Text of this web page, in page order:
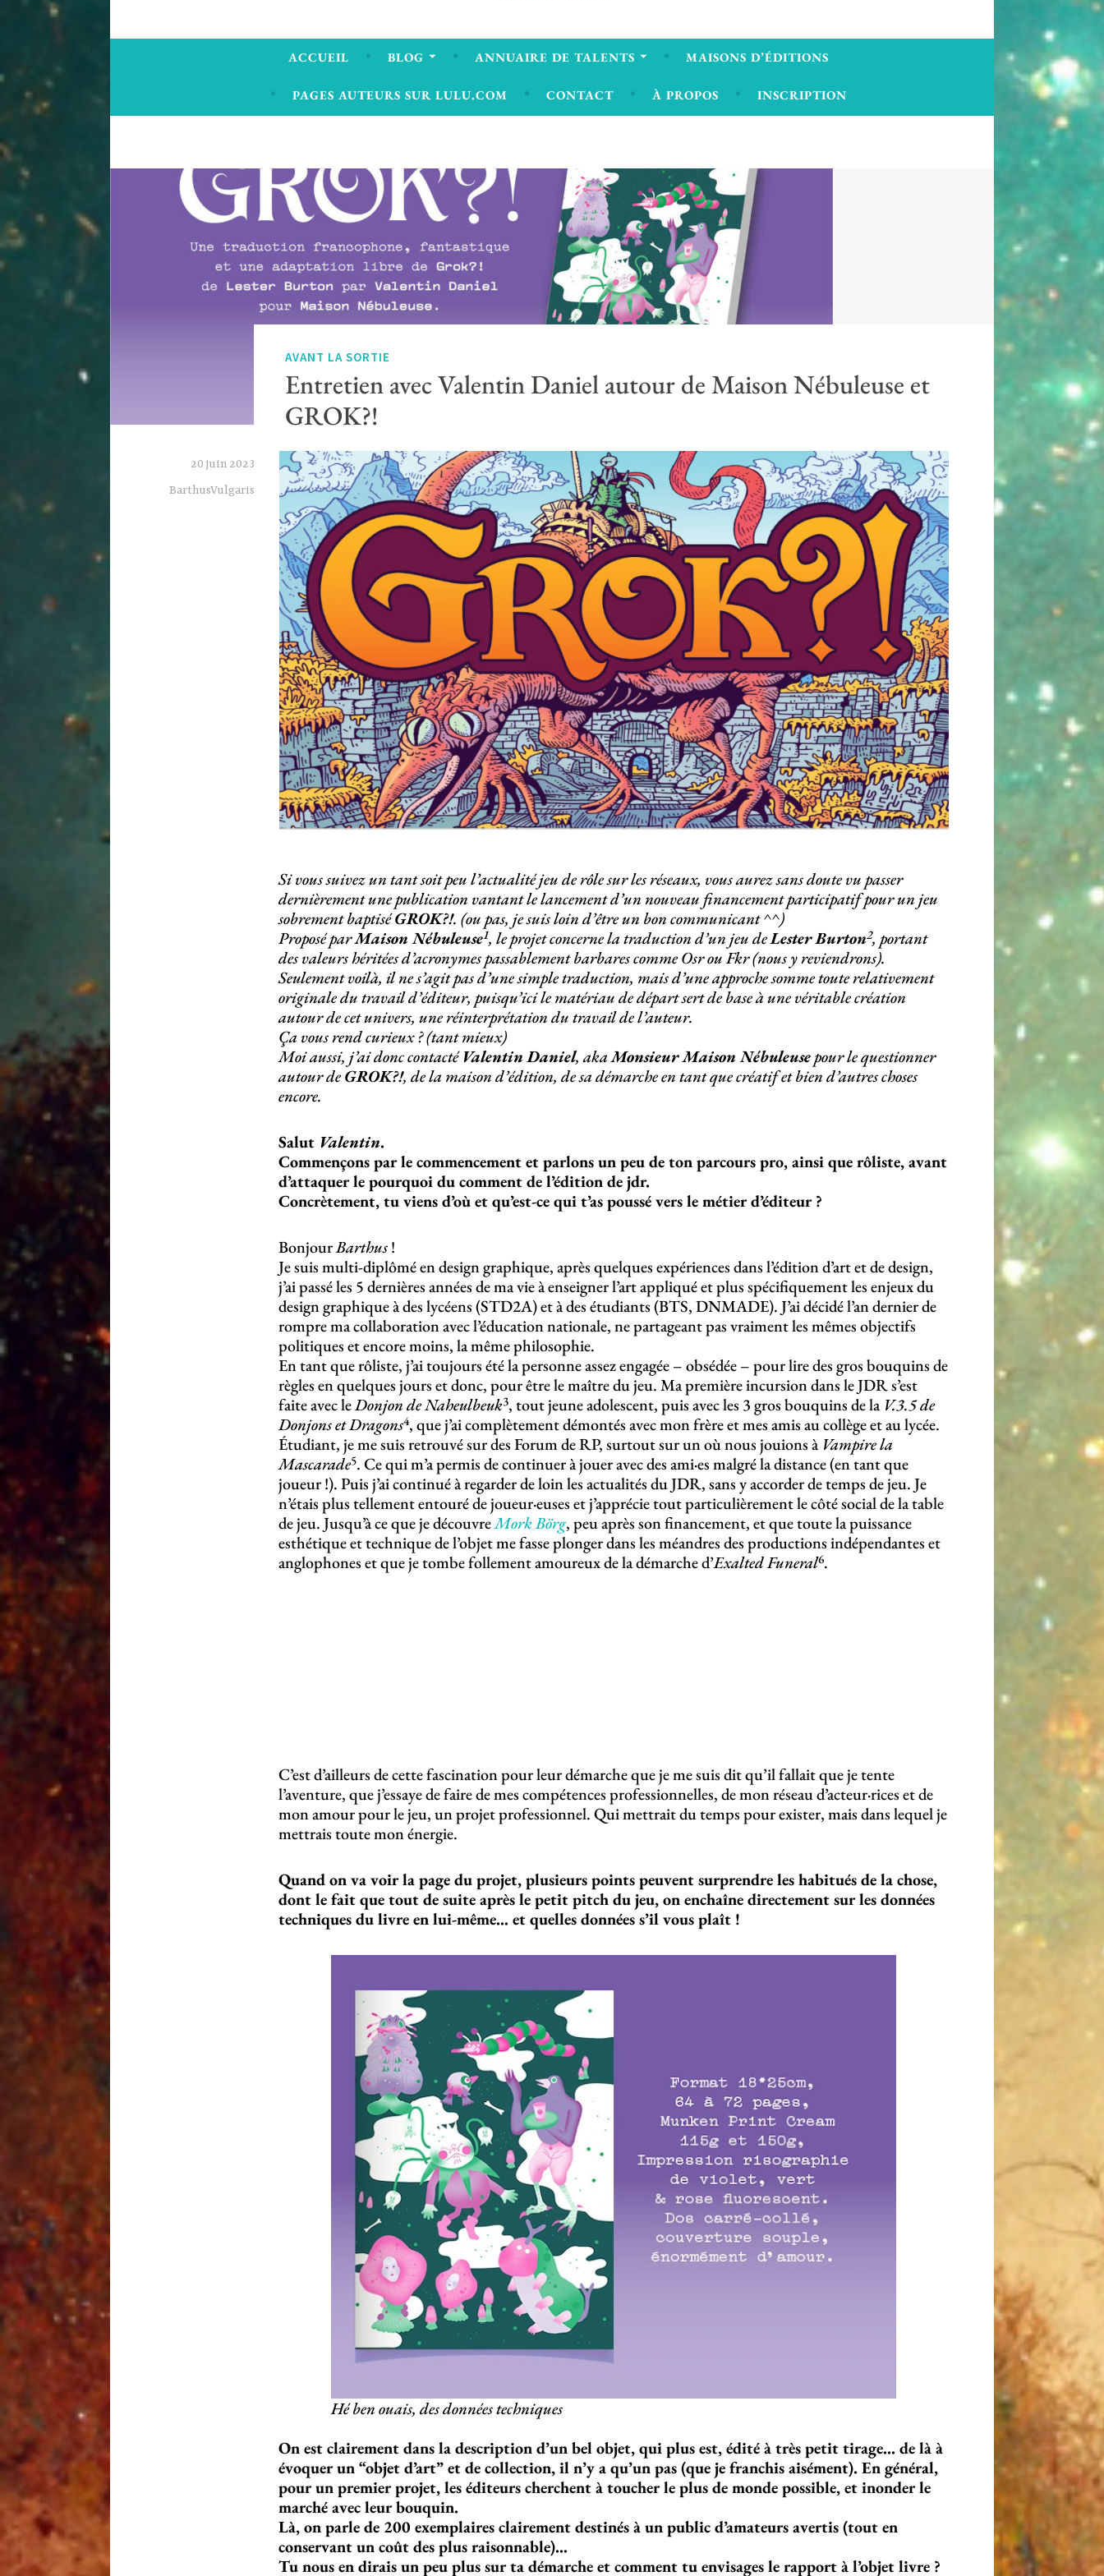
ACCUEIL BLOG ANNUAIRE DE TALENTS MAISONS D’ÉDITIONS
PAGES AUTEURS SUR LULU.COM CONTACT À PROPOS INSCRIPTION
AVANT LA SORTIE
Entretien avec Valentin Daniel autour de Maison Nébuleuse et
GROK?!
20 juin 2023
BarthusVulgaris
Si vous suivez un tant soit peu l’actualité jeu de rôle sur les réseaux, vous aurez sans doute vu passer
dernièrement une publication vantant le lancement d’un nouveau financement participatif pour un jeu
sobrement baptiséGROK?!. (ou pas, je suis loin d’être un bon communicant ^^)
Proposé parMaison Nébuleuse1, le projet concerne la traduction d’un jeu deLester Burton2, portant
des valeurs héritées d’acronymes passablement barbares comme Osr ou Fkr (nous y reviendrons).
Seulement voilà, il ne s’agit pas d’une simple traduction, mais d’une approche somme toute relativement
originale du travail d’éditeur, puisqu’ici le matériau de départ sert de base à une véritable création
autour de cet univers, une réinterprétation du travail de l’auteur.
Ça vous rend curieux ? (tant mieux)
Moi aussi, j’ai donc contactéValentin Daniel, akaMonsieur Maison Nébuleusepour le questionner
autour deGROK?!, de la maison d’édition, de sa démarche en tant que créatif et bien d’autres choses
encore.
Salut Valentin.
Commençons par le commencement et parlons un peu de ton parcours pro, ainsi que rôliste, avant
d’attaquer le pourquoi du comment de l’édition de jdr.
Concrètement, tu viens d’où et qu’est-ce qui t’as poussé vers le métier d’éditeur ?
BonjourBarthus!
Je suis multi-diplômé en design graphique, après quelques expériences dans l’édition d’art et de design,
j’ai passé les 5 dernières années de ma vie à enseigner l’art appliqué et plus spécifiquement les enjeux du
design graphique à des lycéens (STD2A) et à des étudiants (BTS, DNMADE). J’ai décidé l’an dernier de
rompre ma collaboration avec l’éducation nationale, ne partageant pas vraiment les mêmes objectifs
politiques et encore moins, la même philosophie.
En tant que rôliste, j’ai toujours été la personne assez engagée – obsédée – pour lire des gros bouquins de
règles en quelques jours et donc, pour être le maître du jeu. Ma première incursion dans le JDR s’est
faite avec leDonjon de Naheulbeuk3, tout jeune adolescent, puis avec les 3 gros bouquins de la V.3.5 de
Donjons et Dragons4, que j’ai complètement démontés avec mon frère et mes amis au collège et au lycée.
Étudiant, je me suis retrouvé sur des Forum de RP, surtout sur un où nous jouions à Vampire la
Mascarade5. Ce qui m’a permis de continuer à jouer avec des ami·es malgré la distance (en tant que
joueur !). Puis j’ai continué à regarder de loin les actualités du JDR, sans y accorder de temps de jeu. Je
n’étais plus tellement entouré de joueur·euses et j’apprécie tout particulièrement le côté social de la table
de jeu. Jusqu’à ce que je découvreMork Börg, peu après son financement, et que toute la puissance
esthétique et technique de l’objet me fasse plonger dans les méandres des productions indépendantes et
anglophones et que je tombe follement amoureux de la démarche d’Exalted Funeral6.
C’est d’ailleurs de cette fascination pour leur démarche que je me suis dit qu’il fallait que je tente
l’aventure, que j’essaye de faire de mes compétences professionnelles, de mon réseau d’acteur·rices et de
mon amour pour le jeu, un projet professionnel. Qui mettrait du temps pour exister, mais dans lequel je
mettrais toute mon énergie.
Quand on va voir la page du projet, plusieurs points peuvent surprendre les habitués de la chose,
dont le fait que tout de suite après le petit pitch du jeu, on enchaîne directement sur les données
techniques du livre en lui-même… et quelles données s’il vous plaît !
Hé ben ouais, des données techniques
On est clairement dans la description d’un bel objet, qui plus est, édité à très petit tirage… de là à
évoquer un “objet d’art” et de collection, il n’y a qu’un pas (que je franchis aisément). En général,
pour un premier projet, les éditeurs cherchent à toucher le plus de monde possible, et inonder le
marché avec leur bouquin.
Là, on parle de 200 exemplaires clairement destinés à un public d’amateurs avertis (tout en
conservant un coût des plus raisonnable)…
Tu nous en dirais un peu plus sur ta démarche et comment tu envisages le rapport à l’objet livre ?